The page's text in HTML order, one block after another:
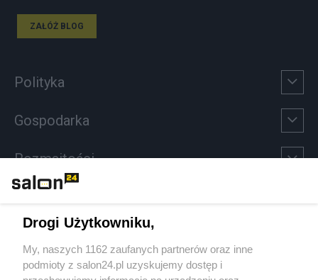
ZAŁÓŻ BLOG
Polityka
Gospodarka
Rozmaitości
Sport
Społeczeństwo
Drogi Użytkowniku,
My, naszych 1162 zaufanych partnerów oraz inne
podmioty z salon24.pl uzyskujemy dostęp i